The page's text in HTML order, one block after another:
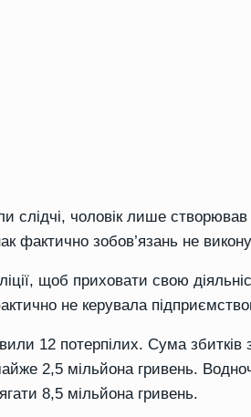
слідчі, чоловік лише
фактично зобов’язань не
щоб приховати свою
не керувала
12 потерпілих. Сума
2,5 мільйона гривень.
8,5 мільйона гривень.